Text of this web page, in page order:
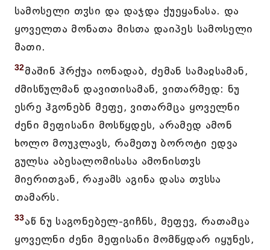
სამოსელი თჳსი და დაჯდა ქუეყანასა. და
ყოველთა მონათა მისთა დაიპეს სამოსელი
მათი.
32მაშინ ჰრქუა იონადაბ, ძემან სამაჲსამან,
ძმისწულმან დავითისამან, ვითარმედ: ნუ
ესრე ჰგონებნ მეფე, ვითარმცა ყოველნი
ძენი მეფისანი მოსწყდეს, არამედ ამონ
ხოლო მოუკლავს, რამეთუ ბოროტი ედვა
გულსა აბესალომისასა ამონისთჳს
მიერითგან, რაჟამს აგინა დასა თჳსსა
თამარს.
33აწ ნუ საგონებელ-გიჩნს, მეფევ, რათამცა
ყოველნი ძენი მეფისანი მომწყდარ იყუნეს,